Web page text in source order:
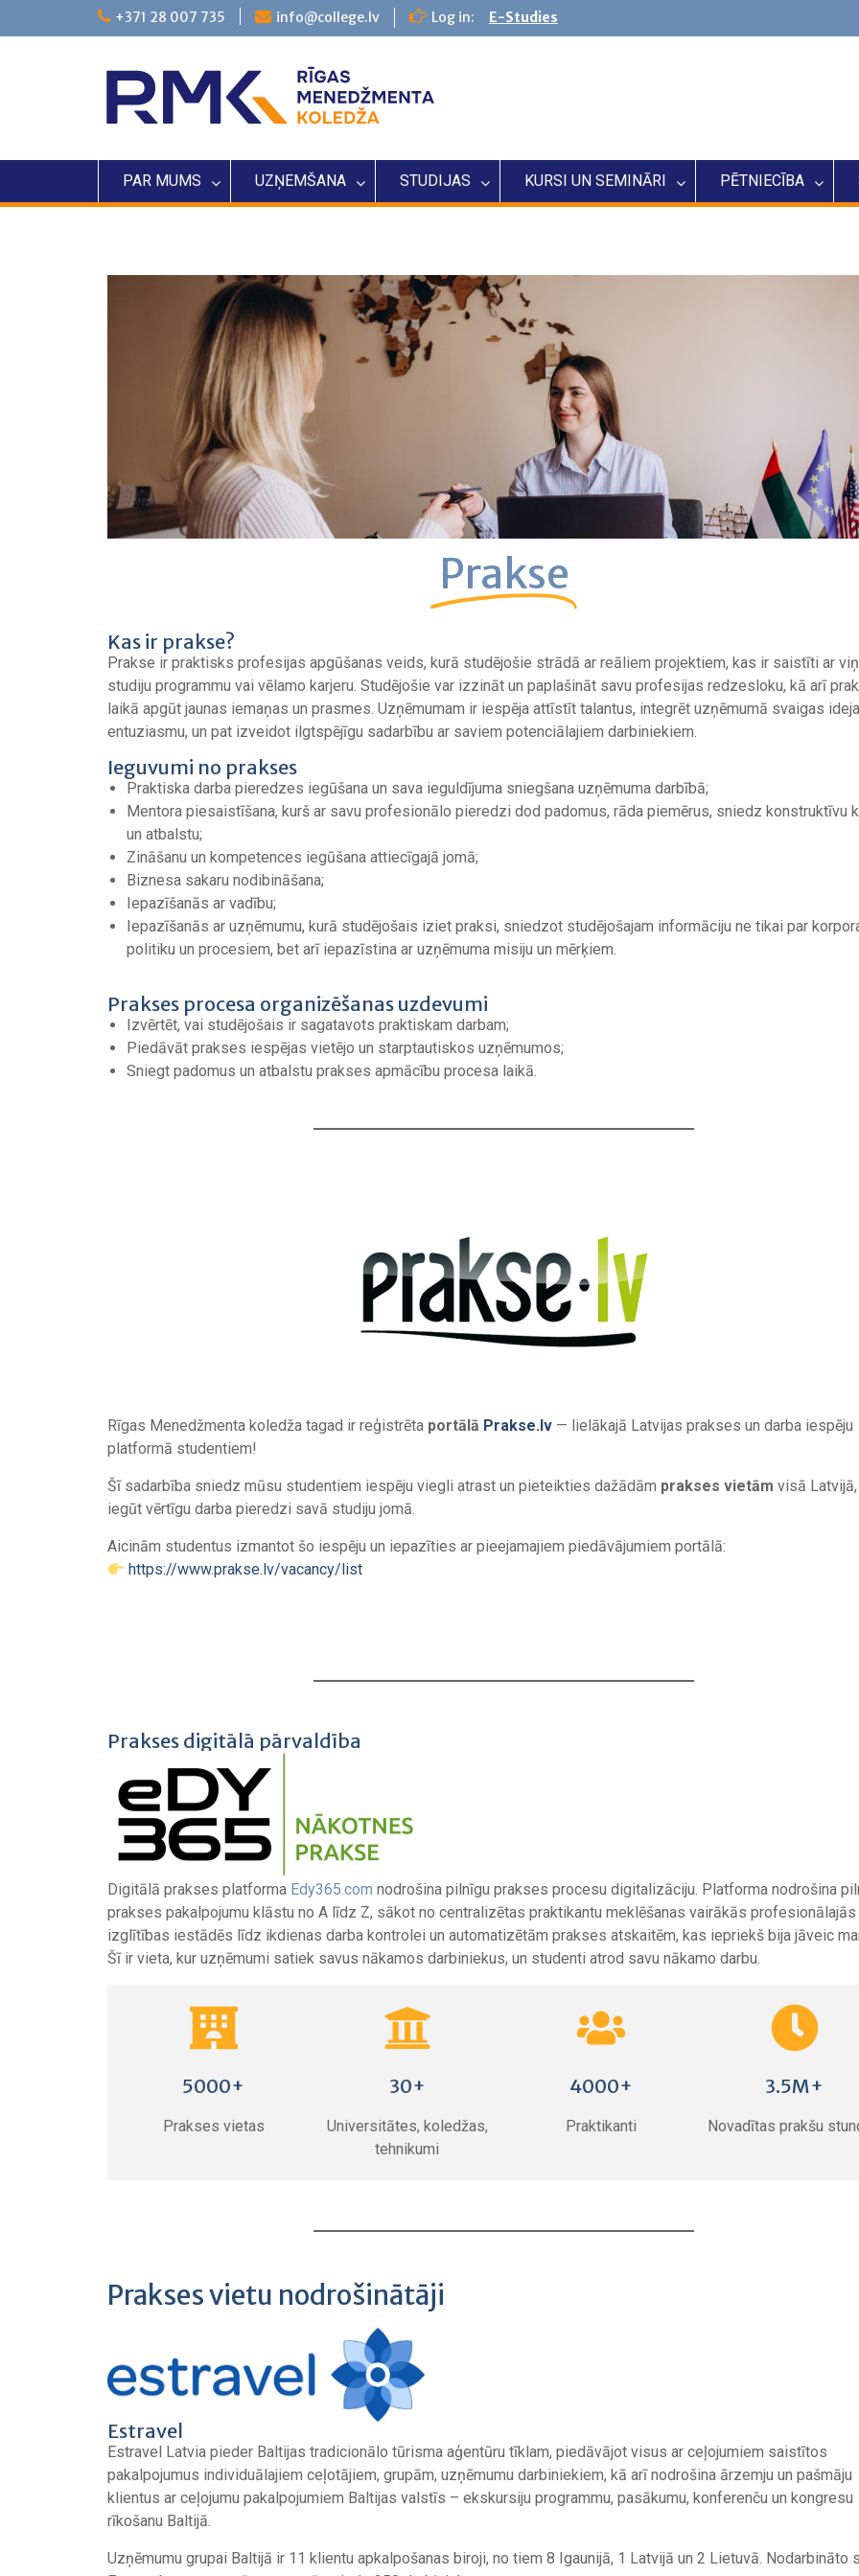
+371 28 007 735 info@college.lv Log in: E-Studies
PAR MUMS UZŅEMŠANA STUDIJAS KURSI UN SEMINĀRI PĒTNIECĪBA
Prakse
Kas ir prakse?
Prakse ir praktisks profesijas apgūšanas veids, kurā studējošie strādā ar reāliem projektiem, kas ir saistīti ar
studiju programmu vai vēlamo karjeru. Studējošie var izzināt un paplašināt savu profesijas redzesloku, kā arī
laikā apgūt jaunas iemaņas un prasmes. Uzņēmumam ir iespēja attīstīt talantus, integrēt uzņēmumā svaigas
entuziasmu, un pat izveidot ilgtspējīgu sadarbību ar saviem potenciālajiem darbiniekiem.
Ieguvumi no prakses
Praktiska darba pieredzes iegūšana un sava ieguldījuma sniegšana uzņēmuma darbībā;
Mentora piesaistīšana, kurš ar savu profesionālo pieredzi dod padomus, rāda piemērus, sniedz konstruktīvu
un atbalstu;
Zināšanu un kompetences iegūšana attiecīgajā jomā;
Biznesa sakaru nodibināšana;
Iepazīšanās ar vadību;
Iepazīšanās ar uzņēmumu, kurā studējošais iziet praksi, sniedzot studējošajam informāciju ne tikai par
politiku un procesiem, bet arī iepazīstina ar uzņēmuma misiju un mērķiem.
Prakses procesa organizēšanas uzdevumi
Izvērtēt, vai studējošais ir sagatavots praktiskam darbam;
Piedāvāt prakses iespējas vietējo un starptautiskos uzņēmumos;
Sniegt padomus un atbalstu prakses apmācību procesa laikā.
Rīgas Menedžmenta koledža tagad ir reģistrēta portālā Prakse.lv — lielākajā Latvijas prakses un darba iespēju
platformā studentiem!
Šī sadarbība sniedz mūsu studentiem iespēju viegli atrast un pieteikties dažādām prakses vietām visā
iegūt vērtīgu darba pieredzi savā studiju jomā.
Aicinām studentus izmantot šo iespēju un iepazīties ar pieejamajiem piedāvājumiem portālā:
https://www.prakse.lv/vacancy/list
Prakses digitālā pārvaldība
Digitālā prakses platforma Edy365.com nodrošina pilnīgu prakses procesu digitalizāciju. Platforma nodrošina
prakses pakalpojumu klāstu no A līdz Z, sākot no centralizētas praktikantu meklēšanas vairākās profesionālajās
izglītības iestādēs līdz ikdienas darba kontrolei un automatizētām prakses atskaitēm, kas iepriekš bija jāveic
Šī ir vieta, kur uzņēmumi satiek savus nākamos darbiniekus, un studenti atrod savu nākamo darbu.
5000+
Prakses vietas
30+
Universitātes, koledžas,
tehnikumi
4000+
Praktikanti
3.5M+
Novadītas prakšu
Prakses vietu nodrošinātāji
Estravel
Estravel Latvia pieder Baltijas tradicionālo tūrisma aģentūru tīklam, piedāvājot visus ar ceļojumiem saistītos
pakalpojumus individuālajiem ceļotājiem, grupām, uzņēmumu darbiniekiem, kā arī nodrošina ārzemju un pašmāju
klientus ar ceļojumu pakalpojumiem Baltijas valstīs – ekskursiju programmu, pasākumu, konferenču un kongresu
rīkošanu Baltijā.
Uzņēmumu grupai Baltijā ir 11 klientu apkalpošanas biroji, no tiem 8 Igaunijā, 1 Latvijā un 2 Lietuvā. Nodarbināto